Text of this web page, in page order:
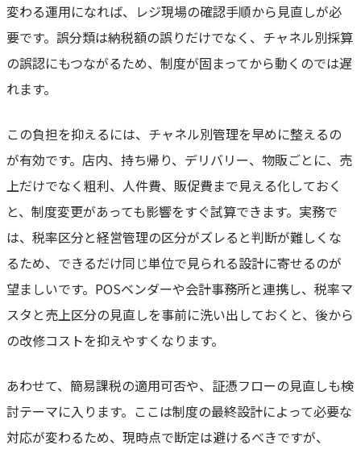
変わる運用になれば、レジ現場の確認手順から見直しが必
要です。誤分類は納税額の誤りだけでなく、チャネル別採算
の誤認にもつながるため、制度が固まってから動くのでは遅
れます。
この負担を抑えるには、チャネル別管理を早めに整えるの
が有効です。店内、持ち帰り、デリバリー、物販ごとに、売
上だけでなく粗利、人件費、販促費まで見える化しておく
と、制度変更があっても影響をすぐ試算できます。実務で
は、税率区分と経営管理の区分がズレると判断が難しくな
るため、できるだけ同じ単位で見られる設計に寄せるのが
望ましいです。POSベンダーや会計事務所と連携し、税率マ
スタと売上区分の見直しを事前に洗い出しておくと、後から
の改修コストを抑えやすくなります。
あわせて、簡易課税の適用可否や、証憑フローの見直しも検
討テーマに入ります。ここは制度の最終設計によって必要な
対応が変わるため、現時点で断定は避けるべきですが、